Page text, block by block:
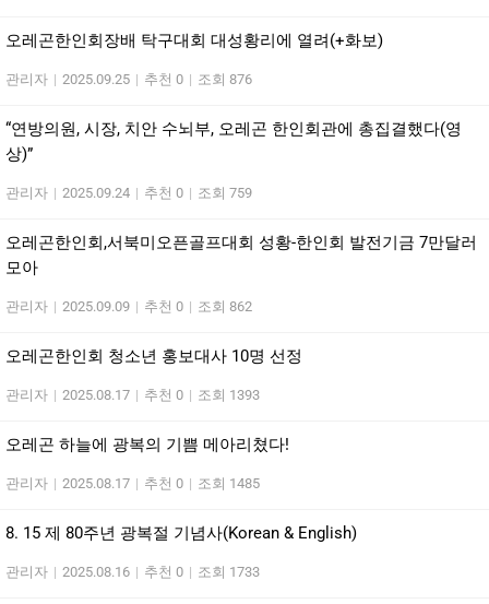
오레곤한인회장배 탁구대회 대성황리에 열려(+화보)
관리자 | 2025.09.25 | 추천 0 | 조회 876
“연방의원, 시장, 치안 수뇌부, 오레곤 한인회관에 총집결했다(영
상)”
관리자 | 2025.09.24 | 추천 0 | 조회 759
오레곤한인회,서북미오픈골프대회 성황-한인회 발전기금 7만달러
모아
관리자 | 2025.09.09 | 추천 0 | 조회 862
오레곤한인회 청소년 홍보대사 10명 선정
관리자 | 2025.08.17 | 추천 0 | 조회 1393
오레곤 하늘에 광복의 기쁨 메아리쳤다!
관리자 | 2025.08.17 | 추천 0 | 조회 1485
8. 15 제 80주년 광복절 기념사(Korean & English)
관리자 | 2025.08.16 | 추천 0 | 조회 1733